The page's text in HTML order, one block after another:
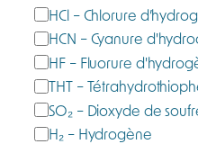
HCl – Chlorure
HCN – Cyanure
HF – Fluorure
THT –
SO₂ – Dioxyde de
H₂ – Hydrogène